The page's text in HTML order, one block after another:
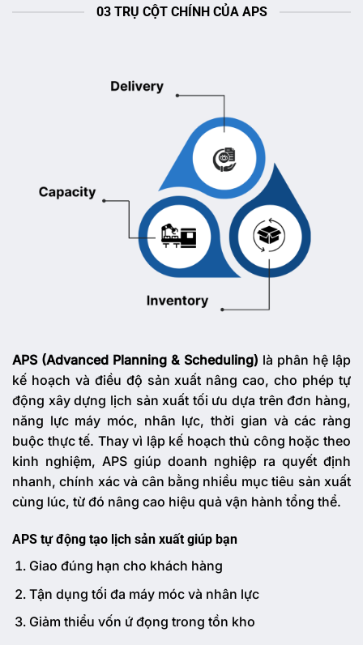
03 TRỤ CỘT CHÍNH CỦA APS
APS (Advanced Planning & Scheduling) là phân hệ lập
kế hoạch và điều độ sản xuất nâng cao, cho phép tự
động xây dựng lịch sản xuất tối ưu dựa trên đơn hàng,
năng lực máy móc, nhân lực, thời gian và các ràng
buộc thực tế. Thay vì lập kế hoạch thủ công hoặc theo
kinh nghiệm, APS giúp doanh nghiệp ra quyết định
nhanh, chính xác và cân bằng nhiều mục tiêu sản xuất
cùng lúc, từ đó nâng cao hiệu quả vận hành tổng thể.
APS tự động tạo lịch sản xuất giúp bạn
Giao đúng hạn cho khách hàng
Tận dụng tối đa máy móc và nhân lực
Giảm thiểu vốn ứ đọng trong tồn kho